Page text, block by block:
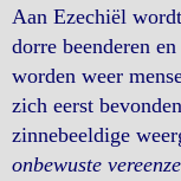
Aan Ezechiël
dorre beenderen
worden weer
zich eerst
zinnebeeldige
onbewuste